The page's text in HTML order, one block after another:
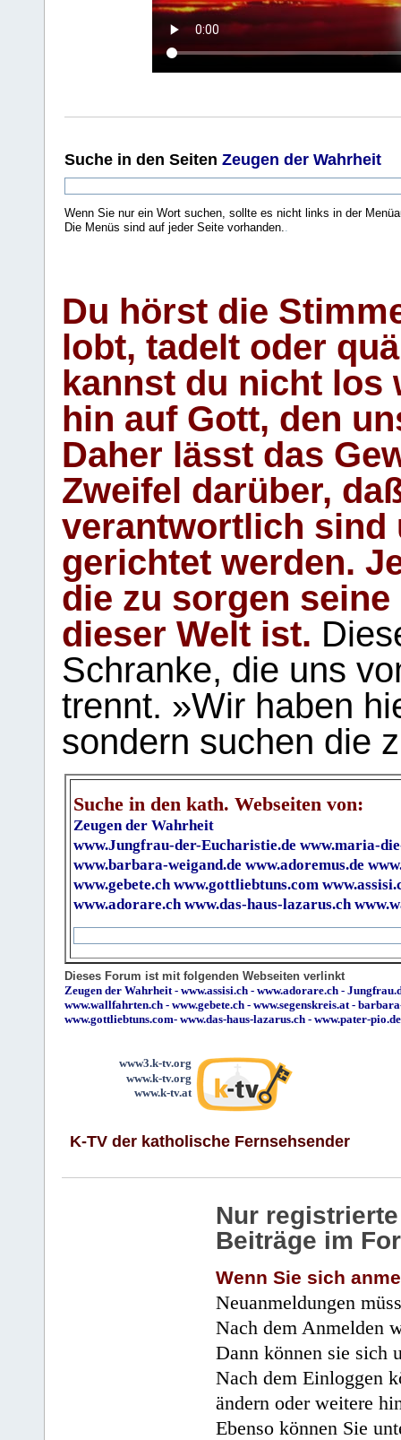
Suche in den Seiten Zeugen der Wahrheit
Wenn Sie nur ein Wort suchen, sollte es nicht links in der
Die Menüs sind auf jeder Seite vorhanden..
Du hörst die
lobt, tadelt oder
kannst du nicht los
hin auf Gott, den
Daher lässt das
Zweifel darüber,
verantwortlich sind
gerichtet werden.
die zu sorgen
dieser Welt ist.
Schranke, die uns
trennt. »Wir haben
sondern suchen die
Suche in den kath. Webseiten von:
Zeugen der Wahrheit
www.Jungfrau-der-Eucharistie.de www.maria-
www.barbara-weigand.de www.adoremus.de
www.gebete.ch www.gottliebtuns.com
www.adorare.ch www.das-haus-lazarus.ch
Dieses Forum ist mit folgenden Webseiten verlinkt
Zeugen der Wahrheit- www.assisi.ch - www.adorare.ch -
www.wallfahrten.ch - www.gebete.ch - www.segenskreis.at-
www.gottliebtuns.com- www.das-haus-lazarus.ch - www.pater-pio.de
www3.k-tv.org
www.k-tv.org
www.k-tv.at
K-TV der katholische Fernsehsender
Nur
Beiträge im
Wenn Sie sich
Neuanmeldungen
Nach dem Anmelden
Dann können sie sich
Nach dem Einloggen
ändern oder weitere
Ebenso können Sie